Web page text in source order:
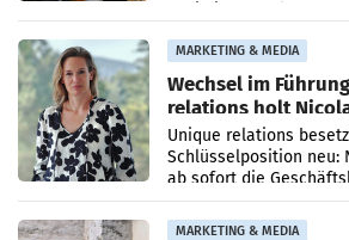
MARKETING & MEDIA
Wechsel im
relations holt
Geschäftsleitung
Unique relations
Schlüsselposition neu:
ab sofort die
PR-Agentur an der
Anna Kalina-Mahr.
MARKETING & MEDIA